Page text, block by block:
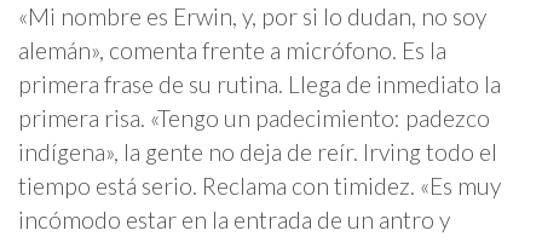
«Mi nombre es Erwin, y, por si lo dudan, no soy
alemán», comenta frente a micrófono. Es la
primera frase de su rutina. Llega de inmediato la
primera risa. «Tengo un padecimiento: padezco
indígena», la gente no deja de reír. Irving todo el
tiempo está serio. Reclama con timidez. «Es muy
incómodo estar en la entrada de un antro y